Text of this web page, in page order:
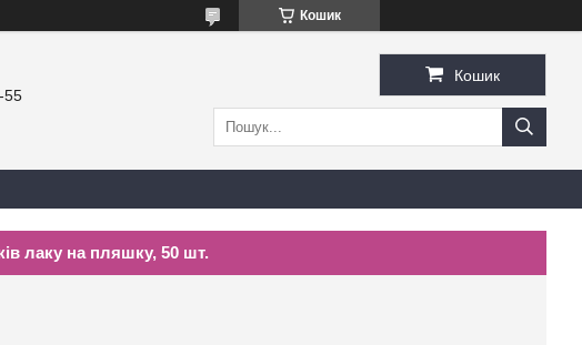
Кошик
55
Кошик
лаку на пляшку, 50 шт.